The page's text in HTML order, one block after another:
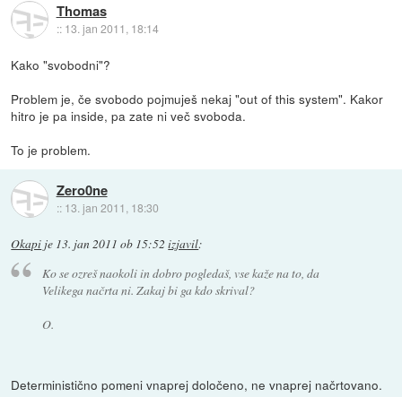
Thomas
:: 13. jan 2011, 18:14
Kako "svobodni"?
Problem je, če svobodo pojmuješ nekaj "out of this system". Kakor
hitro je pa inside, pa zate ni več svoboda.
To je problem.
Zero0ne
:: 13. jan 2011, 18:30
Okapi je 13. jan 2011 ob 15:52 izjavil:
Ko se ozreš naokoli in dobro pogledaš, vse kaže na to, da
Velikega načrta ni. Zakaj bi ga kdo skrival?
O.
Deterministično pomeni vnaprej določeno, ne vnaprej načrtovano.